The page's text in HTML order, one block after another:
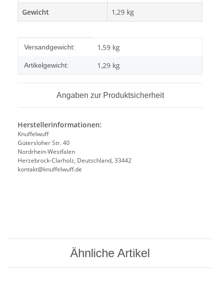
Gewicht 1,29 kg
Produkteigenschaft
Wert
Versandgewicht: 1,59 kg
Artikelgewicht: 1,29 kg
Angaben zur Produktsicherheit
Herstellerinformationen:
Knuffelwuff
Gütersloher Str. 40
Nordrhein-Westfalen
Herzebrock-Clarholz, Deutschland, 33442
kontakt@knuffelwuff.de
Ähnliche Artikel